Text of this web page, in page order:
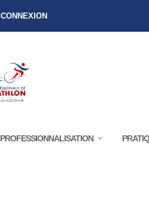
CONNEXION
PROFESSIONNALISATION